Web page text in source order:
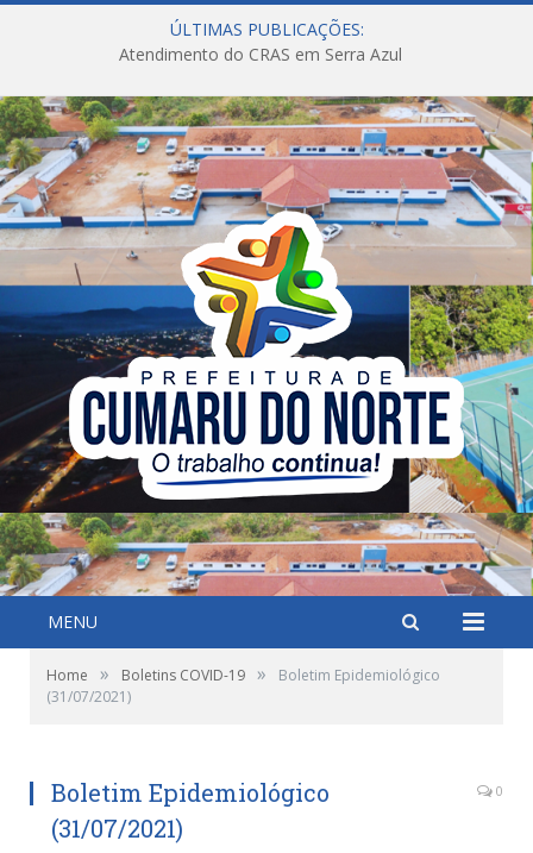
ÚLTIMAS PUBLICAÇÕES:
Atendimento do CRAS em Serra Azul
MENU
Home » Boletins COVID-19 »
Boletim Epidemiológico
(31/07/2021)
Boletim Epidemiológico
(31/07/2021)
0